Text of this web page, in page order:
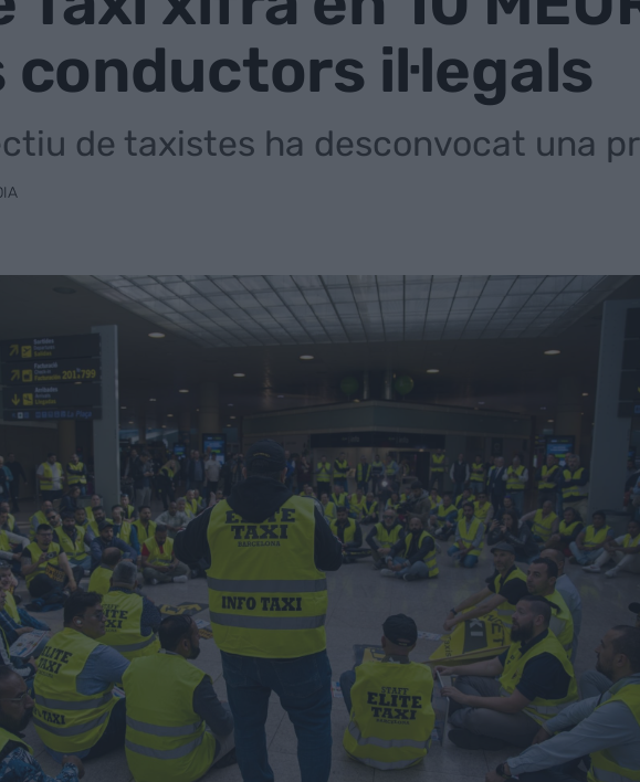
conductors il·legals
de taxistes ha desconvocat una